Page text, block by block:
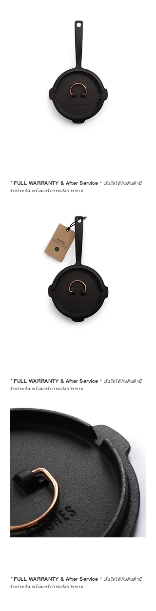
*FULL WARRANTY & After Service * มั่นใจได้กับสินค้ามี
รับประกัน พร้อมบริการหลังการขาย
*FULL WARRANTY & After Service * มั่นใจได้กับสินค้ามี
รับประกัน พร้อมบริการหลังการขาย
*FULL WARRANTY & After Service * มั่นใจได้กับสินค้ามี
รับประกัน พร้อมบริการหลังการขาย